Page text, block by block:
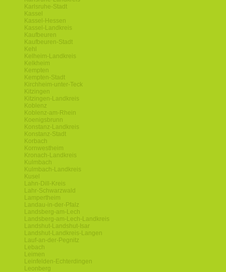
Karlsruhe-Stadt
Kassel
Kassel-Hessen
Kassel-Landkreis
Kaufbeuren
Kaufbeuren-Stadt
Kehl
Kelheim-Landkreis
Kelkheim
Kempten
Kempten-Stadt
Kirchheim-unter-Teck
Kitzingen
Kitzingen-Landkreis
Koblenz
Koblenz-am-Rhein
Koenigsbrunn
Konstanz-Landkreis
Konstanz-Stadt
Korbach
Kornwestheim
Kronach-Landkreis
Kulmbach
Kulmbach-Landkreis
Kusel
Lahn-Dill-Kreis
Lahr-Schwarzwald
Lampertheim
Landau-in-der-Pfalz
Landsberg-am-Lech
Landsberg-am-Lech-Landkreis
Landshut-Landshut-Isar
Landshut-Landkreis-Langen
Lauf-an-der-Pegnitz
Lebach
Leimen
Leinfelden-Echterdingen
Leonberg